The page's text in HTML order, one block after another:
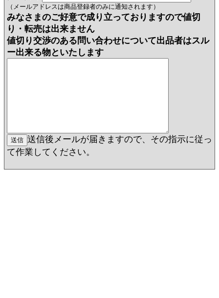
（メールアドレスは商品登録者のみに通知されます）
みなさまのご好意で成り立っておりますので値切
り・転売は出来ません
値切り交渉のある問い合わせについて出品者はスル
ー出来る物といたします
送信後メールが届きますので、その指示に従っ
て作業してください。